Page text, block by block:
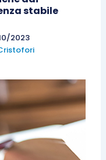
stabile
2023